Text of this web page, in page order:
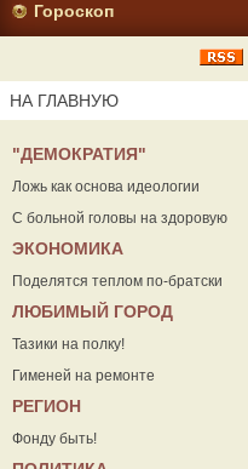
Гороскоп
НА ГЛАВНУЮ
"ДЕМОКРАТИЯ"
Ложь как основа идеологии
С больной головы на здоровую
ЭКОНОМИКА
Поделятся теплом по-братски
ЛЮБИМЫЙ ГОРОД
Тазики на полку!
Гименей на ремонте
РЕГИОН
Фонду быть!